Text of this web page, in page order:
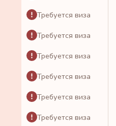
Требуется виза
Требуется виза
Требуется виза
Требуется виза
Требуется виза
Требуется виза